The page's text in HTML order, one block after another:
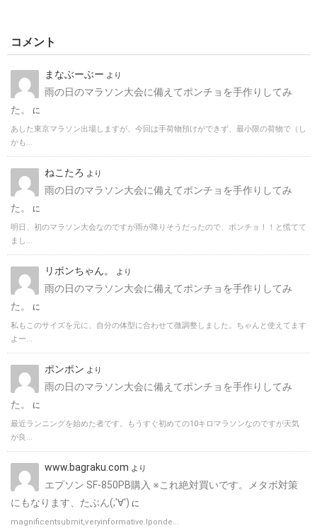
コメント
まなぶーぶー より
雨の日のマラソン大会に備えてポンチョを手作りしてみ
た。
に
あした東京マラソン出場しますが、今回は手荷物預けができず、最小限の荷物で（し
かも...
ねこたろ より
雨の日のマラソン大会に備えてポンチョを手作りしてみ
た。
に
明日、初のマラソン大会なのですが雨が降りそうだったので、ポンチョ！！と慌てて
まし...
リボンちゃん。 より
雨の日のマラソン大会に備えてポンチョを手作りしてみ
た。
に
私もこのサイズを元に、自分の体型に合わせて微調整しました。ちゃんと使えてます
よー...
ポンポン より
雨の日のマラソン大会に備えてポンチョを手作りしてみ
た。
に
最近ランニングを始めた者です。もうすぐ初めての10キロマラソンなのですが天気
が良...
www.bagraku.com より
エプソン SF-850PB購入 ※これ絶対買いです。メタボ対策
にもなります、たぶん(;'∀') に
magnificentsubmit,ѵeryinformative.Ӏponde...